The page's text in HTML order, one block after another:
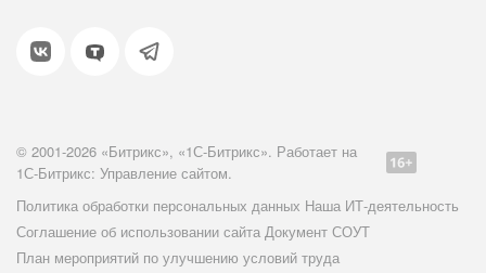
© 2001-2026 «Битрикс», «1С-Битрикс». Работает на
1С-Битрикс: Управление сайтом.
Политика обработки персональных данных Наша ИТ-деятельность
Соглашение об использовании сайта Документ СОУТ
План мероприятий по улучшению условий труда